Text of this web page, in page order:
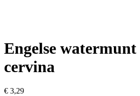
Engelse
cervina
€ 3,29